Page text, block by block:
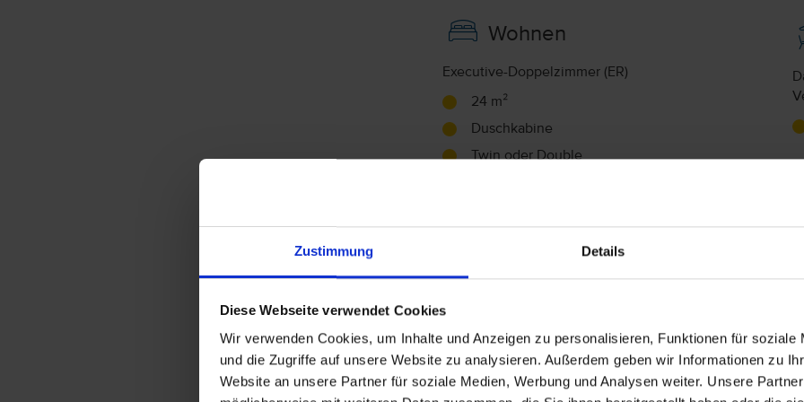
Zustimmung Details
Diese Webseite verwendet Cookies
Wir verwenden Cookies, um Inhalte und Anzeigen zu personalisieren, Funktionen für soziale
und die Zugriffe auf unsere Website zu analysieren. Außerdem geben wir Informationen zu
Website an unsere Partner für soziale Medien, Werbung und Analysen weiter. Unsere
Wohnen
Executive-Doppelzimmer (ER)
24 m²
Duschkabine
Twin oder Double
Hochstuhl